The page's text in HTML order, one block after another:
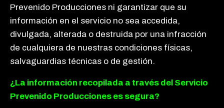
Prevenido Producciones ni garantizar que su
información en el servicio no sea accedida,
divulgada, alterada o destruida por una infracción
de cualquiera de nuestras condiciones físicas,
salvaguardias técnicas o de gestión.
¿La información recopilada a través del Servicio
Prevenido Producciones es segura?